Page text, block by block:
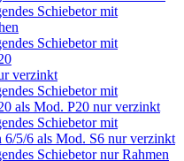
Schiebetor mit
Schiebetor mit
verzinkt
Schiebetor mit
als Mod. P20 nur verzinkt
Schiebetor mit
6/5/6 als Mod. S6 nur verzinkt
Schiebetor nur Rahmen